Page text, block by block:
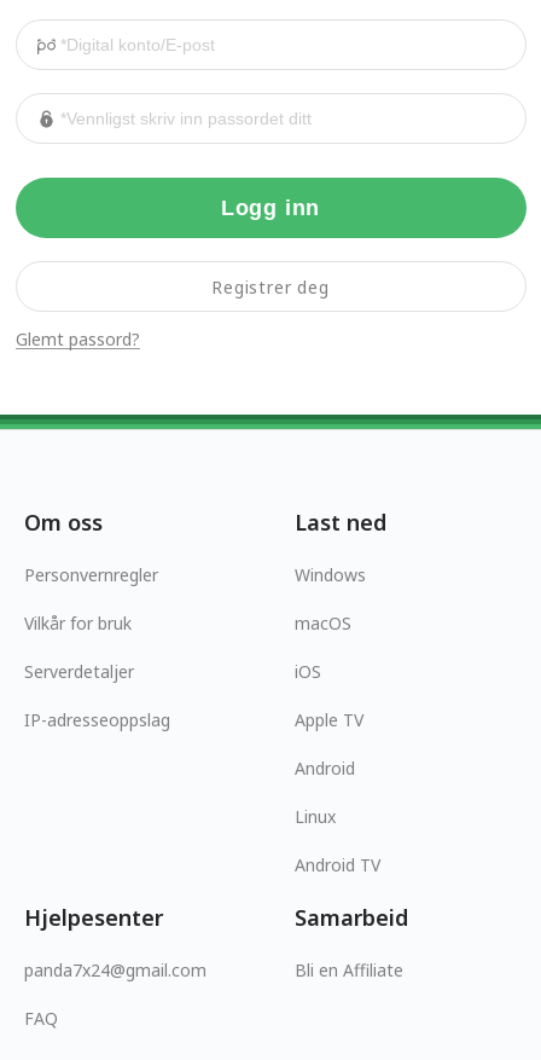
Logg inn
Glemt passord?
Registrer deg
Om oss
Personvernregler
Vilkår for bruk
Serverdetaljer
IP-adresseoppslag
Last ned
Windows
macOS
iOS
Apple TV
Android
Linux
Android TV
Hjelpesenter
panda7x24@gmail.com
FAQ
Samarbeid
Bli en Affiliate